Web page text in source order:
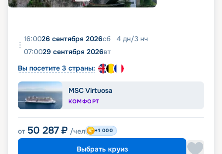
16:0026 сентября 2026сб 4 дн/3 нч
07:0029 сентября 2026вт
Вы посетите 3 страны:
MSC Virtuosa
КОМФОРТ
от 50 287 ₽ /чел +1 000
Выбрать круиз